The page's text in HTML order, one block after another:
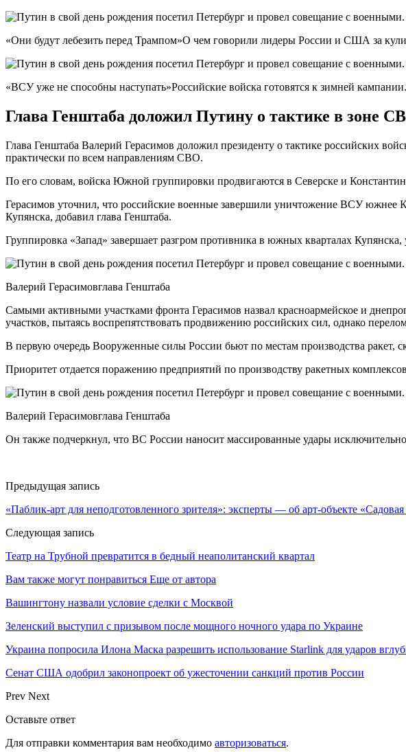
«Они будут лебезить перед Трампом»О чем говорили лидеры России и США за
«ВСУ уже не способны наступать»Российские войска готовятся к зимней
Глава Генштаба доложил Путину о тактике в зоне
Глава Генштаба Валерий Герасимов доложил президенту о тактике российских
практически по всем направлениям СВО.
По его словам, войска Южной группировки продвигаются в Северске и
Герасимов уточнил, что российские военные завершили уничтожение ВСУ южнее
Купянска, добавил глава Генштаба.
Группировка «Запад» завершает разгром противника в южных кварталах
Валерий Герасимовглава Генштаба
Самыми активными участками фронта Герасимов назвал красноармейское и
участков, пытаясь воспрепятствовать продвижению российских сил, однако
В первую очередь Вооруженные силы России бьют по местам производства ракет,
Приоритет отдается поражению предприятий по производству ракетных
Валерий Герасимовглава Генштаба
Он также подчеркнул, что ВС России наносит массированные удары
Предыдущая запись
«Паблик-арт для неподготовленного зрителя»: эксперты — об арт-объекте
Следующая запись
Театр на Трубной превратится в бедный неаполитанский квартал
Вам также могут понравиться Еще от автора
Вашингтону назвали условие сделки с Москвой
Зеленский выступил с призывом после мощного ночного удара по Украине
Украина попросила Илона Маска разрешить использование Starlink для ударов
Сенат США одобрил законопроект об ужесточении санкций против России
Prev Next
Оставьте ответ
Для отправки комментария вам необходимо авторизоваться.